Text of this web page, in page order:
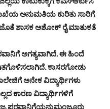
ಅನುಮತಿಯ ಕುರಿತು ಸಾರಿಗೆ
ಶಾಸಕ ಅಶೋಕ್ ರೈ ಮಾತುಕತೆ
ಅಗತ್ಯವಾಗಿದೆ. ಈ ಹಿಂದೆ
ಕಾಸರಗೋಡು
ಅನೇಕ ವಿದ್ಯಾರ್ಥಿಗಳು
ಕಾರಣ ವಿದ್ಯಾರ್ಥಿಗಳಿಗೆ
ಪರವಾನಿಗೆಯನ್ನು‌ಮಂಜೂರು